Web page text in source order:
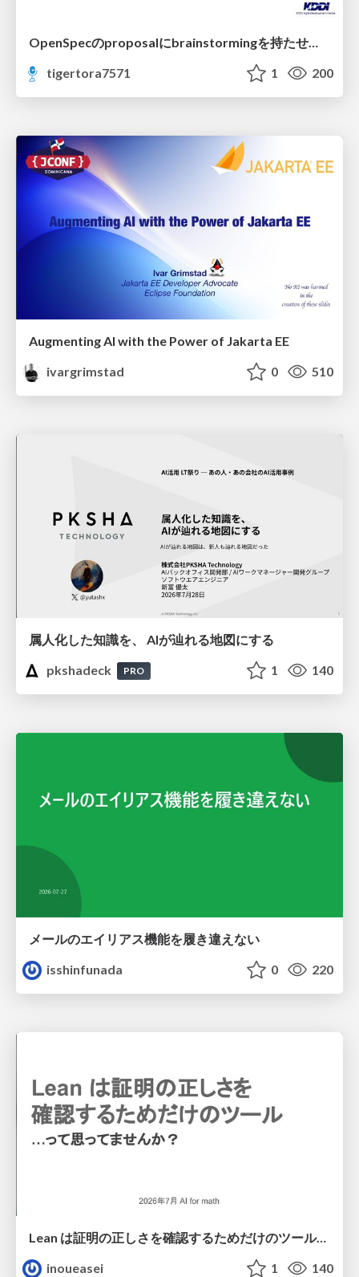
tigertora7571
1 200
Augmenting AI with the Power of Jakarta EE
ivargrimstad
0 510
属人化した知識を、 AIが辿れる地図にする
pkshadeck
PRO 1 140
メールのエイリアス機能を履き違えない
isshinfunada
0 220
Lean は証明の正しさを確認するためだけのツールって思ってませんか？
inoueasei
1 140